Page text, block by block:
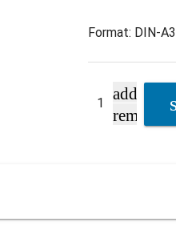
Format: DIN-
add
remove